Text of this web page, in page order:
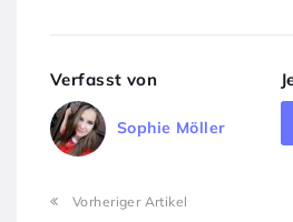
Verfasst von
Sophie Möller
Vorheriger Artikel